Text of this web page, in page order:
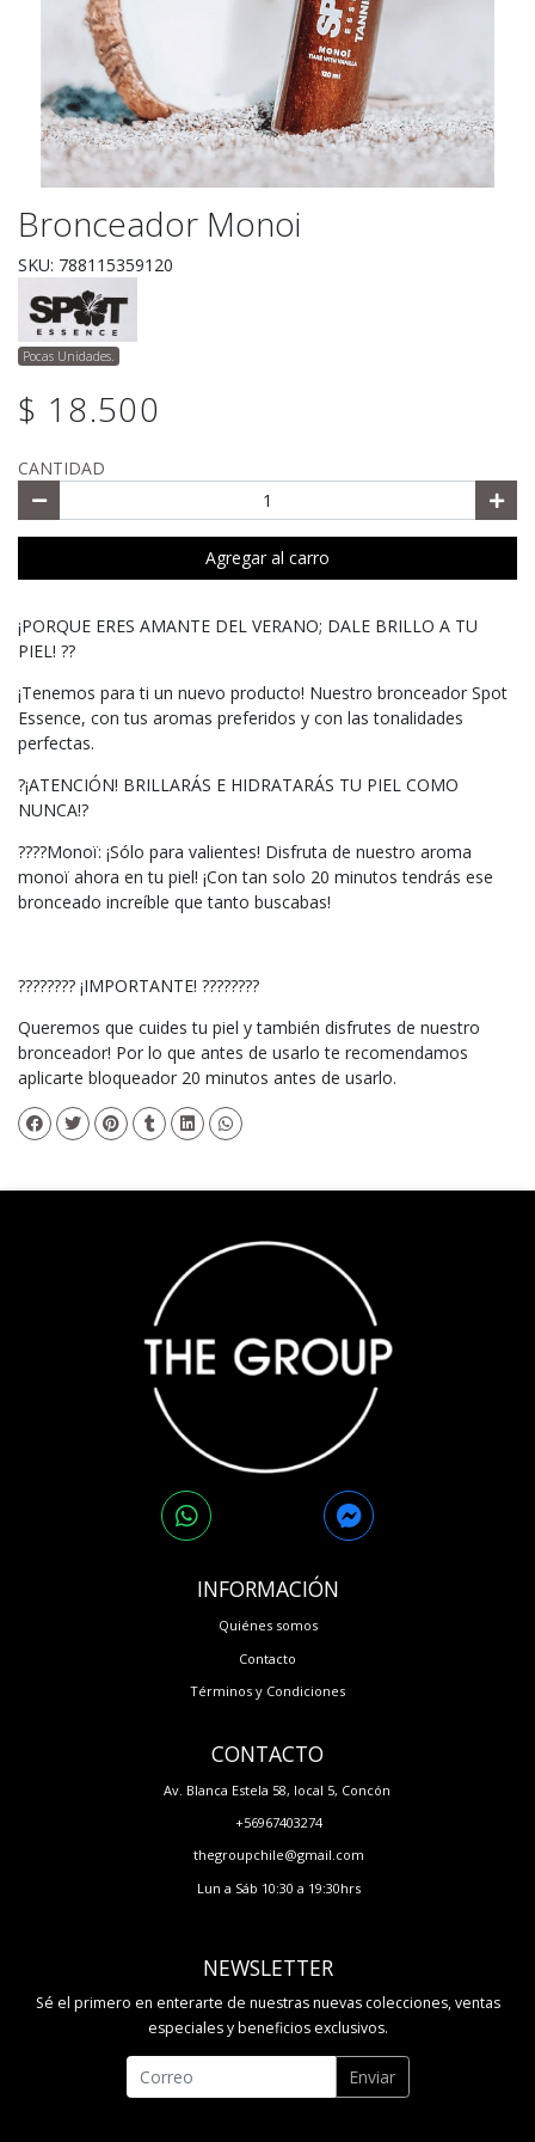
Bronceador Monoi
SKU: 788115359120
Pocas Unidades.
$ 18.500
CANTIDAD
Agregar al carro
¡PORQUE ERES AMANTE DEL VERANO; DALE BRILLO A TU
PIEL! ??
¡Tenemos para ti un nuevo producto! Nuestro bronceador Spot
Essence, con tus aromas preferidos y con las tonalidades
perfectas.
?¡ATENCIÓN! BRILLARÁS E HIDRATARÁS TU PIEL COMO
NUNCA!?
????Monoï: ¡Sólo para valientes! Disfruta de nuestro aroma
monoï ahora en tu piel! ¡Con tan solo 20 minutos tendrás ese
bronceado increíble que tanto buscabas!
???????? ¡IMPORTANTE! ????????
Queremos que cuides tu piel y también disfrutes de nuestro
bronceador! Por lo que antes de usarlo te recomendamos
aplicarte bloqueador 20 minutos antes de usarlo.
INFORMACIÓN
Quiénes somos
Contacto
Términos y Condiciones
CONTACTO
Av. Blanca Estela 58, local 5, Concón
+56967403274
thegroupchile@gmail.com
Lun a Sáb 10:30 a 19:30hrs
NEWSLETTER
Sé el primero en enterarte de nuestras nuevas colecciones, ventas
especiales y beneficios exclusivos.
Enviar